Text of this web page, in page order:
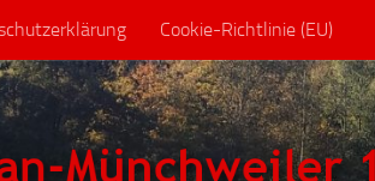
Cookie-Richtlinie (EU)